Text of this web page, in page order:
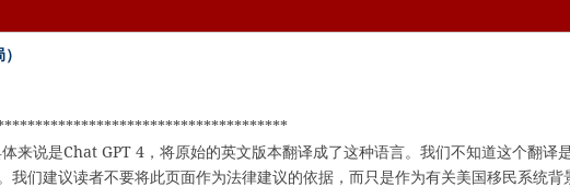
来说是Chat GPT 4，将原始的英文版本翻译成了这种语言。我们不知道这个翻译
我们建议读者不要将此页面作为法律建议的依据，而只是作为有关美国移民系统背